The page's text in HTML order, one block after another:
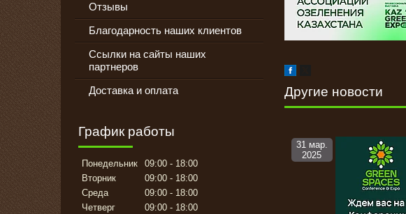
Другие новости
31 мар.
2025
Отзывы
Благодарность наших клиентов
Ссылки на сайты наших
партнеров
Доставка и оплата
График работы
Понедельник 09:00
18:00
Вторник
09:00
18:00
Среда
09:00
18:00
Четверг
09:00
18:00